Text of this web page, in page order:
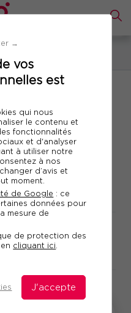
→
vos
est
qui nous
le contenu et
fonctionnalités
et d'analyser
à utiliser notre
à nos
d’avis et
moment.
de Google : ce
données pour
mesure de
de protection des
cliquant ici.
J'accepte
grâce à